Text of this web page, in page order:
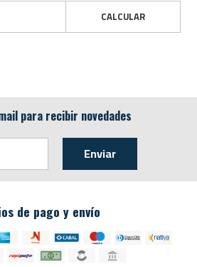
CALCULAR
para recibir novedades
Enviar
de pago y envío